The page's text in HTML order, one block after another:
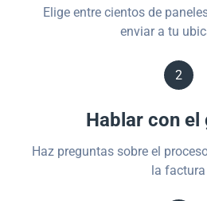
Elige entre cientos de
enviar a tu
2
Hablar con el
Haz preguntas sobre el
la factura